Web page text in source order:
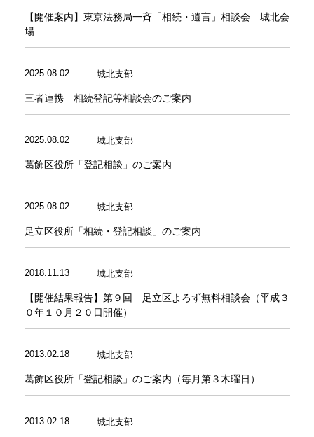
債務整理
オリジナルWEB壁紙
【開催案内】東京法務局一斉「相続・遺言」相談会 城北会
場
2025.08.02 城北支部
三者連携 相続登記等相談会のご案内
2025.08.02 城北支部
葛飾区役所「登記相談」のご案内
2025.08.02 城北支部
足立区役所「相続・登記相談」のご案内
2018.11.13 城北支部
【開催結果報告】第９回 足立区よろず無料相談会（平成３
０年１０月２０日開催）
2013.02.18 城北支部
葛飾区役所「登記相談」のご案内（毎月第３木曜日）
2013.02.18 城北支部